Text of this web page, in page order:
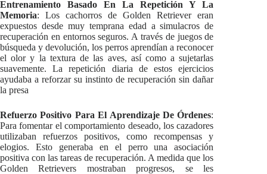
Entrenamiento Basado En La Repetición Y La
Memoria: Los cachorros de Golden Retriever eran
expuestos desde muy temprana edad a simulacros de
recuperación en entornos seguros. A través de juegos de
búsqueda y devolución, los perros aprendían a reconocer
el olor y la textura de las aves, así como a sujetarlas
suavemente. La repetición diaria de estos ejercicios
ayudaba a reforzar su instinto de recuperación sin dañar
la presa
Refuerzo Positivo Para El Aprendizaje De Órdenes:
Para fomentar el comportamiento deseado, los cazadores
utilizaban refuerzos positivos, como recompensas y
elogios. Esto generaba en el perro una asociación
positiva con las tareas de recuperación. A medida que los
Golden Retrievers mostraban progresos, se les